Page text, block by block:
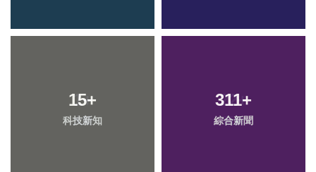
15+
科技新知
311+
綜合新聞